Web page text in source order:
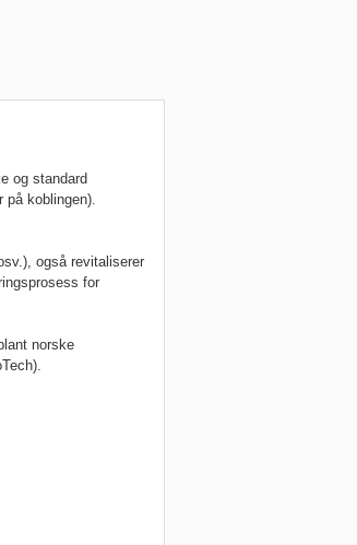
og standard
koblingen).
også revitaliserer
for
norske